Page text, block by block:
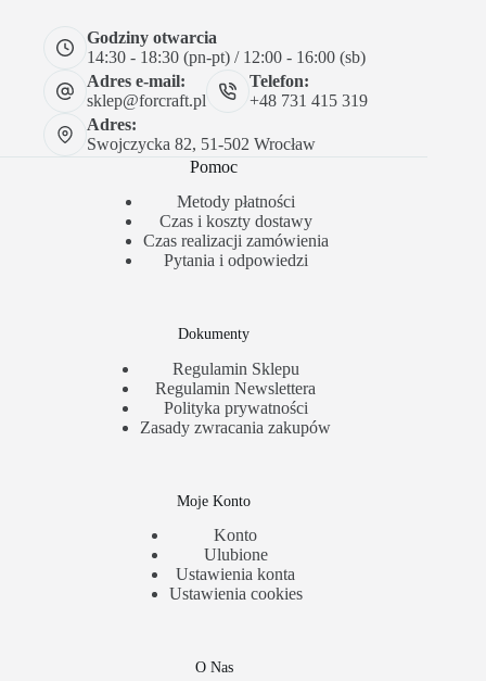
Godziny otwarcia
14:30 - 18:30 (pn-pt) / 12:00 - 16:00 (sb)
Adres e-mail:
sklep@forcraft.pl
Telefon:
+48 731 415 319
Adres:
Swojczycka 82, 51-502 Wrocław
Pomoc
Metody płatności
Czas i koszty dostawy
Czas realizacji zamówienia
Pytania i odpowiedzi
Dokumenty
Regulamin Sklepu
Regulamin Newslettera
Polityka prywatności
Zasady zwracania zakupów
Moje Konto
Konto
Ulubione
Ustawienia konta
Ustawienia cookies
O Nas